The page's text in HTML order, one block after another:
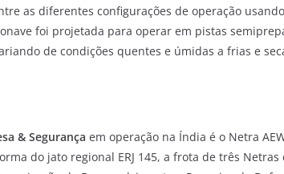
as diferentes configurações de operação
foi projetada para operar em pistas
de condições quentes e úmidas a frias e
& Segurança em operação na Índia é o Netra
do jato regional ERJ 145, a frota de três